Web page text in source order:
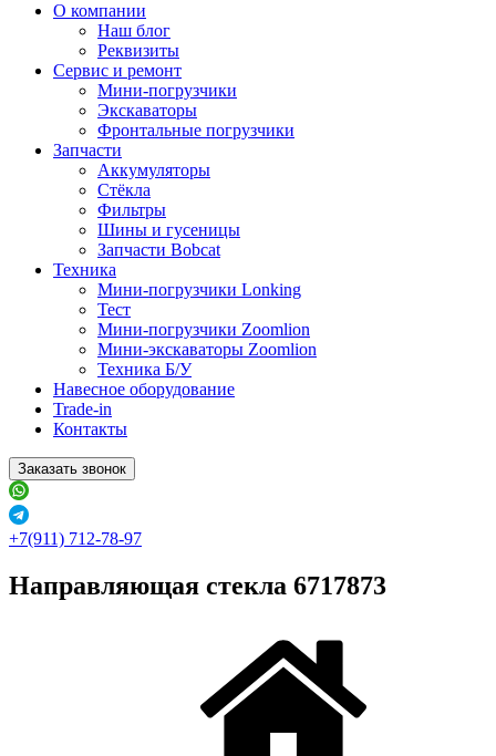
О компании
Наш блог
Реквизиты
Сервис и ремонт
Мини-погрузчики
Экскаваторы
Фронтальные погрузчики
Запчасти
Аккумуляторы
Стёкла
Фильтры
Шины и гусеницы
Запчасти Bobcat
Техника
Мини-погрузчики Lonking
Тест
Мини-погрузчики Zoomlion
Мини-экскаваторы Zoomlion
Техника Б/У
Навесное оборудование
Trade-in
Контакты
Заказать звонок
+7(911) 712-78-97
Направляющая стекла 6717873